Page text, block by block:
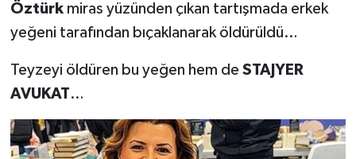
Öztürkmiras yüzünden çıkan tartışmada erkek
yeğeni tarafından bıçaklanarak öldürüldü…
Teyzeyi öldüren bu yeğen hem de STAJYER
AVUKAT…